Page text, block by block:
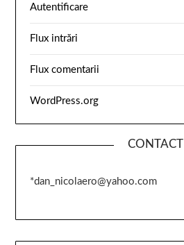
Autentificare
Flux intrări
Flux comentarii
WordPress.org
CONTACT
*dan_nicolaero@yahoo.com